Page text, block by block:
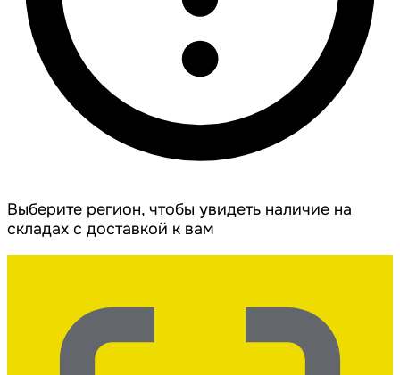
Выберите регион, чтобы увидеть наличие на
складах с доставкой к вам